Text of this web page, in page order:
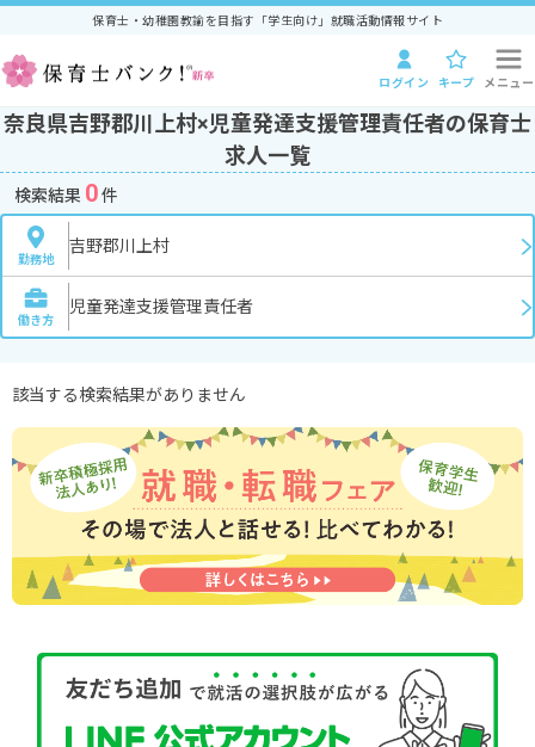
保育士・幼稚園教諭を目指す「学生向け」就職活動情報サイト
ログイン キープ メニュー
奈良県吉野郡川上村×児童発達支援管理責任者の保育士
求人一覧
検索結果 0件
勤務地
吉野郡川上村
働き方
児童発達支援管理責任者
該当する検索結果がありません